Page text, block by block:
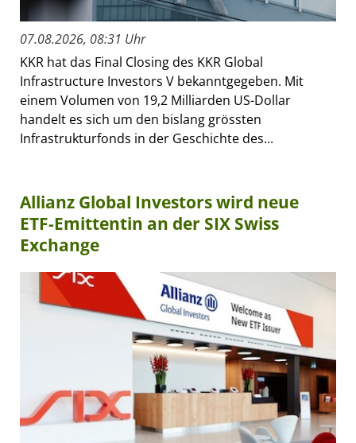
07.08.2026, 08:31 Uhr
KKR hat das Final Closing des KKR Global
Infrastructure Investors V bekanntgegeben. Mit
einem Volumen von 19,2 Milliarden US-Dollar
handelt es sich um den bislang grössten
Infrastrukturfonds in der Geschichte des...
Allianz Global Investors wird neue
ETF-Emittentin an der SIX Swiss
Exchange